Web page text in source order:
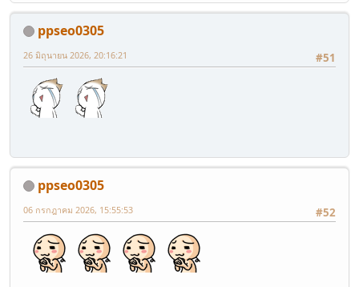
ppseo0305
#51
26 มิถุนายน 2026, 20:16:21
ppseo0305
#52
06 กรกฎาคม 2026, 15:55:53